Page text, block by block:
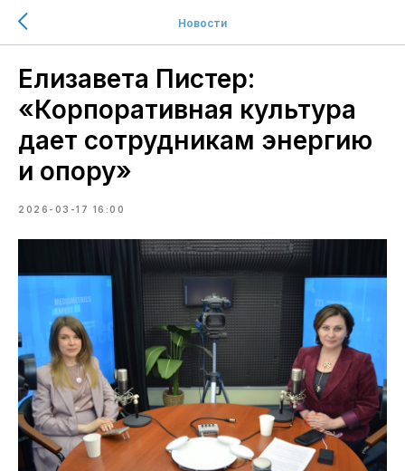
Новости
Елизавета Пистер:
«Корпоративная культура
дает сотрудникам энергию
и опору»
2026-03-17 16:00